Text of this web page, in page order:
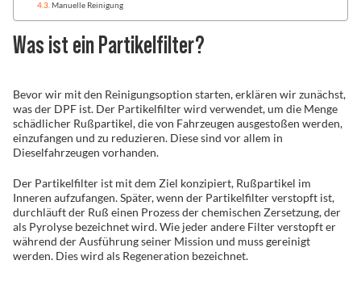
Händlersuche
Manuelle Reinigung
Was ist ein Partikelfilter?
Bevor wir mit den Reinigungsoption starten, erklären wir zunächst,
was der DPF ist. Der Partikelfilter wird verwendet, um die Menge
schädlicher Rußpartikel, die von Fahrzeugen ausgestoßen werden,
einzufangen und zu reduzieren. Diese sind vor allem in
Dieselfahrzeugen vorhanden.
Der Partikelfilter ist mit dem Ziel konzipiert, Rußpartikel im
Inneren aufzufangen. Später, wenn der Partikelfilter verstopft ist,
durchläuft der Ruß einen Prozess der chemischen Zersetzung, der
als Pyrolyse bezeichnet wird. Wie jeder andere Filter verstopft er
während der Ausführung seiner Mission und muss gereinigt
werden. Dies wird als Regeneration bezeichnet.